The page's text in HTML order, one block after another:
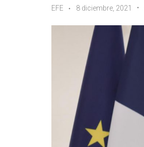
EFE 8 diciembre, 2021